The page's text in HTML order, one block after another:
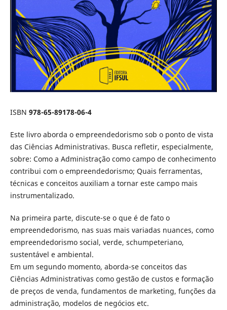
ISBN 978-65-89178-06-4
Este livro aborda o empreendedorismo sob o ponto de vista
das Ciências Administrativas. Busca refletir, especialmente,
sobre: Como a Administração como campo de conhecimento
contribui com o empreendedorismo; Quais ferramentas,
técnicas e conceitos auxiliam a tornar este campo mais
instrumentalizado.
Na primeira parte, discute-se o que é de fato o
empreendedorismo, nas suas mais variadas nuances, como
empreendedorismo social, verde, schumpeteriano,
sustentável e ambiental.
Em um segundo momento, aborda-se conceitos das
Ciências Administrativas como gestão de custos e formação
de preços de venda, fundamentos de marketing, funções da
administração, modelos de negócios etc.